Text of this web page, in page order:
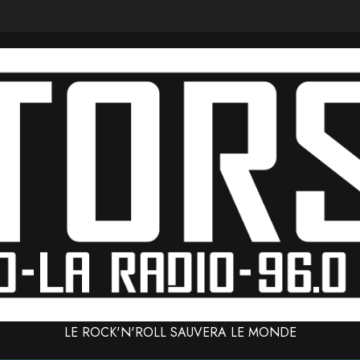
LE ROCK'N'ROLL SAUVERA LE MONDE